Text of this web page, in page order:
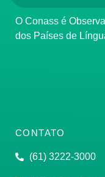
O Conass é Observador Consultivo da Comunidade
dos Países de
CONTATO
(61) 3222-3000